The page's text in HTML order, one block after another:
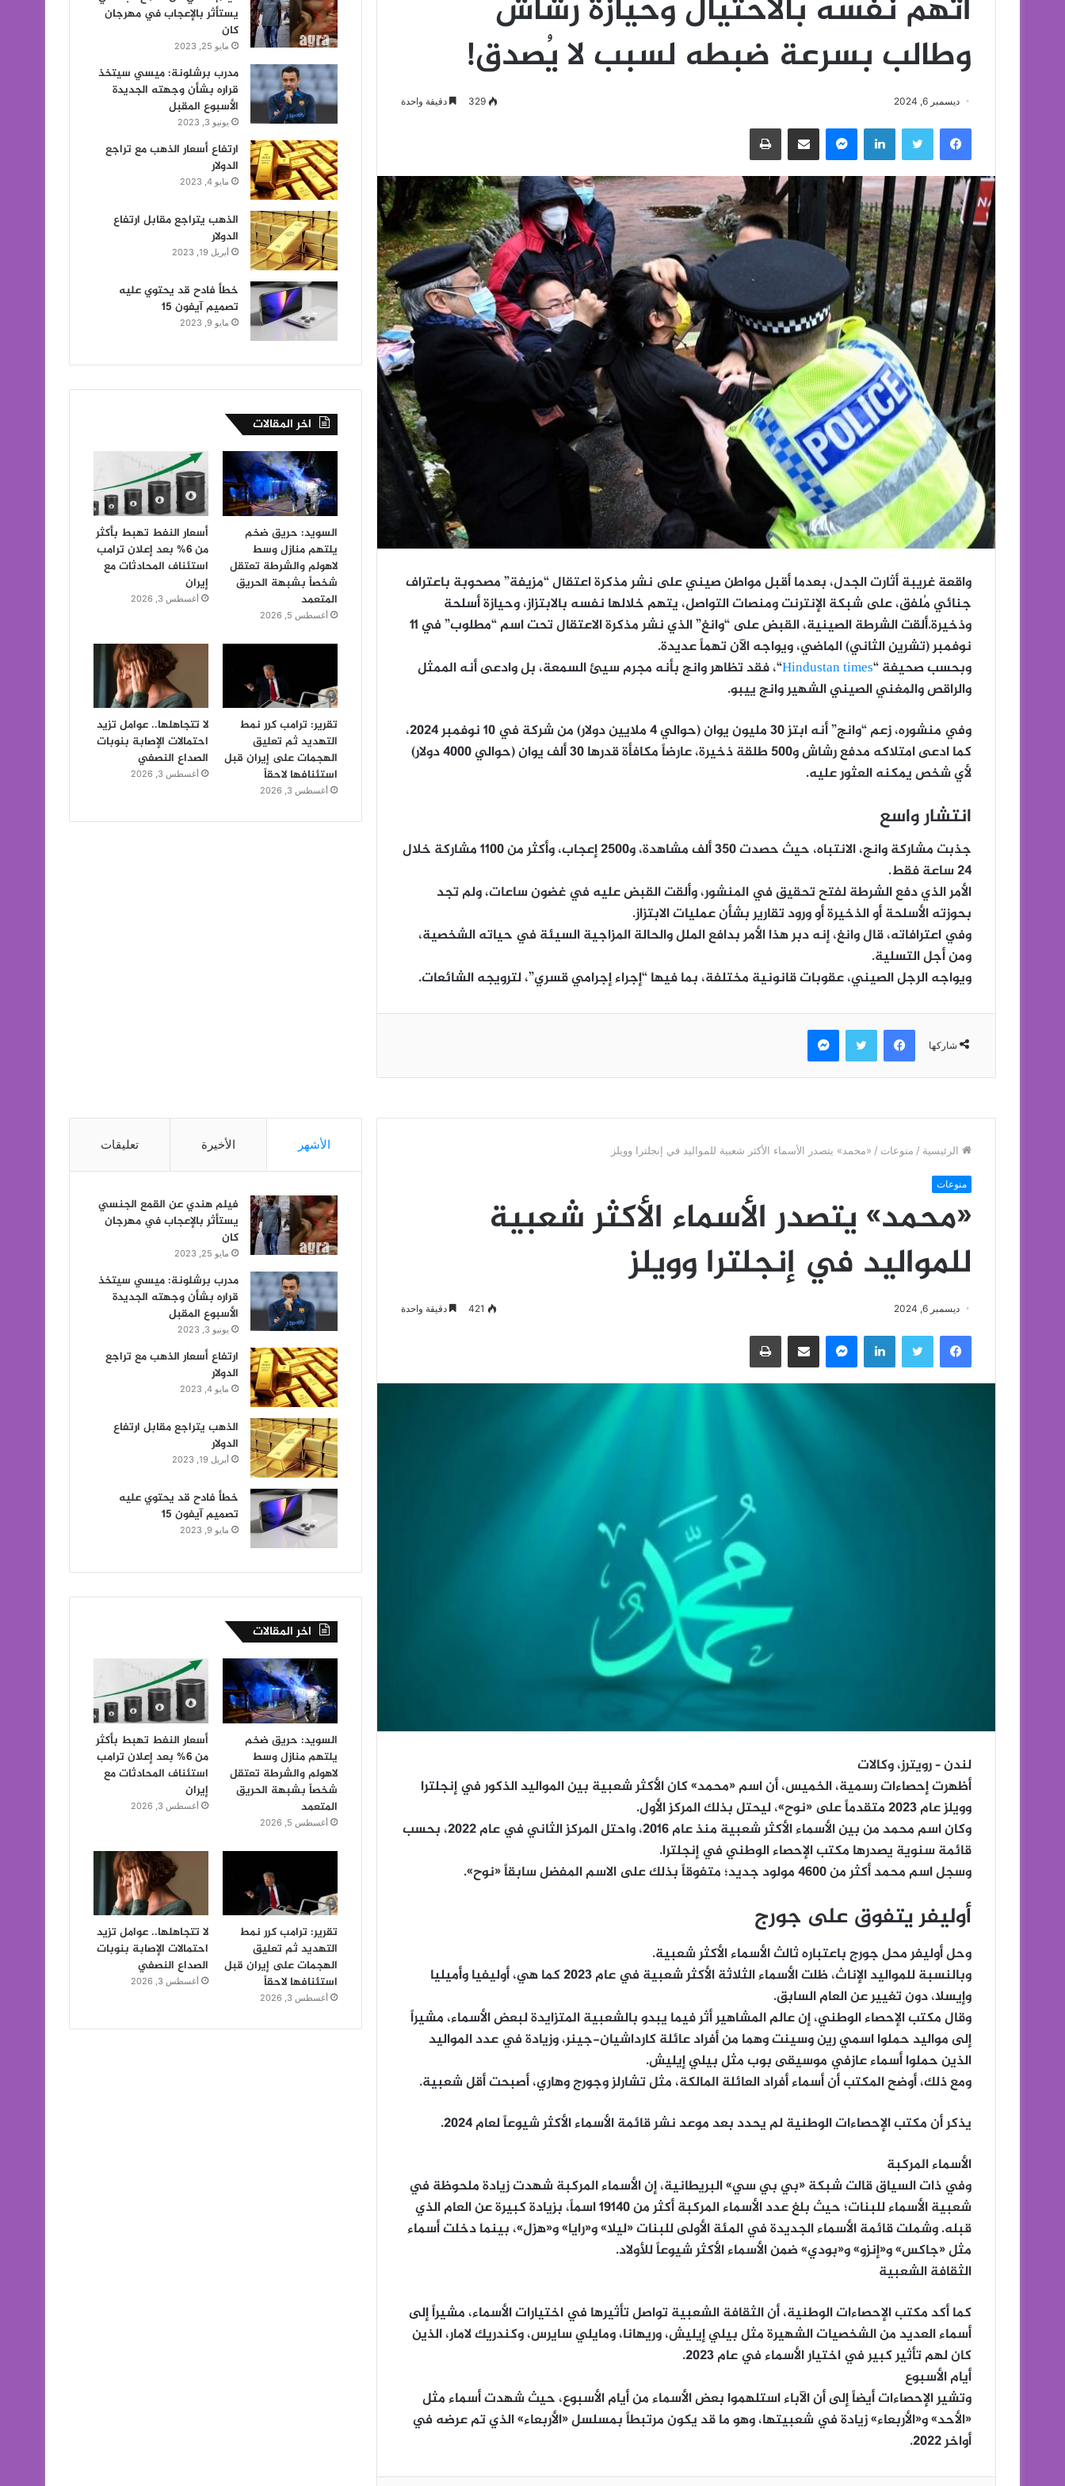
اتهم نفسه بالاحتيال وحيازة رشاش
وطالب بسرعة ضبطه لسبب لا يُصدق!
ديسمبر 6, 2024 329 دقيقة واحدة
فيسبوك تويتر لينكدإن ماسنجر مشاركة عبر البريد طباعة
واقعة غريبة أثارت الجدل، بعدما أقبل مواطن صيني على نشر مذكرة اعتقال “مزيفة” مصحوبة باعتراف
جنائي مُلفق، على شبكة الإنترنت ومنصات التواصل، يتهم خلالها نفسه بالابتزاز، وحيازة أسلحة
وذخيرة.ألقت الشرطة الصينية، القبض على “وانغ” الذي نشر مذكرة الاعتقال تحت اسم “مطلوب” في ١١
نوفمبر (تشرين الثاني) الماضي، ويواجه الآن تهماً عديدة.
وبحسب صحيفة “Hindustan times“، فقد تظاهر وانج بأنه مجرم سيئ السمعة، بل وادعى أنه الممثل
والراقص والمغني الصيني الشهير وانج ييبو.
وفي منشوره، زعم “وانج” أنه ابتز 30 مليون يوان (حوالي 4 ملايين دولار) من شركة في 10 نوفمبر 2024،
كما ادعى امتلاكه مدفع رشاش و500 طلقة ذخيرة، عارضاً مكافأة قدرها 30 ألف يوان (حوالي 4000 دولار)
لأي شخص يمكنه العثور عليه.
انتشار واسع
جذبت مشاركة وانج، الانتباه، حيث حصدت 350 ألف مشاهدة، و2500 إعجاب، وأكثر من 1100 مشاركة خلال
24 ساعة فقط.
الأمر الذي دفع الشرطة لفتح تحقيق في المنشور، وألقت القبض عليه في غضون ساعات، ولم تجد
بحوزته الأسلحة أو الذخيرة أو ورود تقارير بشأن عمليات الابتزاز.
وفي اعترافاته، قال وانغ، إنه دبر هذا الأمر بدافع الملل والحالة المزاجية السيئة في حياته الشخصية،
ومن أجل التسلية.
ويواجه الرجل الصيني، عقوبات قانونية مختلفة، بما فيها “إجراء إجرامي قسري”، لترويجه الشائعات.
شاركها
فيسبوك تويتر ماسنجر
يستأثر بالإعجاب في مهرجان
كان
مايو 25, 2023
مدرب برشلونة: ميسي سيتخذ
قراره بشأن وجهته الجديدة
الأسبوع المقبل
يونيو 3, 2023
ارتفاع أسعار الذهب مع تراجع
الدولار
مايو 4, 2023
الذهب يتراجع مقابل ارتفاع
الدولار
أبريل 19, 2023
خطأ فادح قد يحتوي عليه
تصميم آيفون 15
مايو 9, 2023
اخر المقالات
السويد: حريق ضخم
يلتهم منازل وسط
لاهولم والشرطة تعتقل
شخصاً بشبهة الحريق
المتعمد
أغسطس 5, 2026
أسعار النفط تهبط بأكثر
من 6% بعد إعلان ترامب
استئناف المحادثات مع
إيران
أغسطس 3, 2026
تقرير: ترامب كرر نمط
التهديد ثم تعليق
الهجمات على إيران قبل
استئنافها لاحقاً
أغسطس 3, 2026
لا تتجاهلها.. عوامل تزيد
احتمالات الإصابة بنوبات
الصداع النصفي
أغسطس 3, 2026